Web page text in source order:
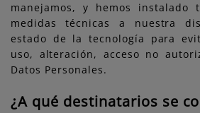
manejamos, y hemos instalado
medidas técnicas a nuestra
estado de la tecnología para
uso, alteración, acceso no
Datos Personales.
¿A qué destinatarios se